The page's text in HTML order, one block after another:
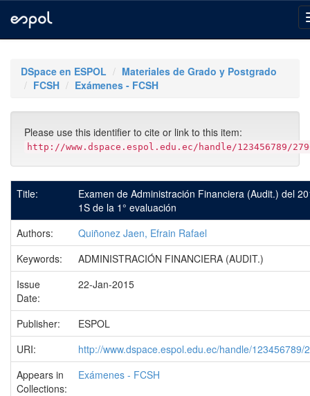
navigationDSpace en ESPOL
Materiales de Grado y Postgrado
FCSH
Exámenes - FCSH
Please use this identifier to cite or link to this item:
http://www.dspace.espol.edu.ec/handle/123456789/
Title:
Examen de Administración Financiera (Audit.) del
1S de la 1° evaluación
Authors:
Quiñonez Jaen, Efrain Rafael
Keywords:
ADMINISTRACIÓN FINANCIERA (AUDIT.)
Issue
Date:
22-Jan-2015
Publisher:
ESPOL
URI:
http://www.dspace.espol.edu.ec/handle/123456789/
Appears in
Collections:
Exámenes - FCSH